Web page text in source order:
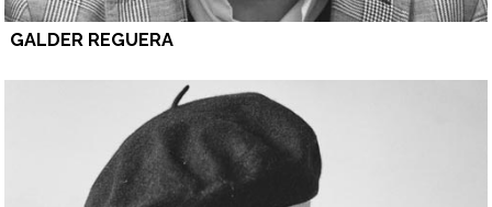
GALDER REGUERA